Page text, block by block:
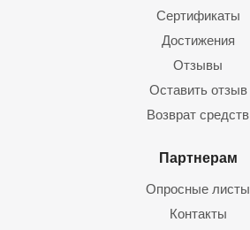
Сертификаты
Достижения
Отзывы
Оставить отзы
Возврат средст
Партнерам
Опросные листы
Контакты